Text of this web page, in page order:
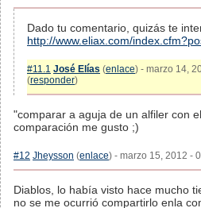
Dado tu comentario, quizás te
http://www.eliax.com/
#11.1 José Elías (enlace) - marzo 14,
(responder)
"comparar a aguja de un alfiler con
comparación me gusto ;)
#12 Jheysson (enlace) - marzo 15, 2012 -
Diablos, lo había visto hace mucho
no se me ocurrió compartirlo enla